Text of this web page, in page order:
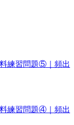
料練習問題⑤｜頻出
料練習問題④｜頻出